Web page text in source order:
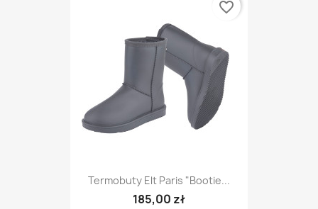
Termobuty Elt Paris "Bootie...
185,00 zł
favorite_border